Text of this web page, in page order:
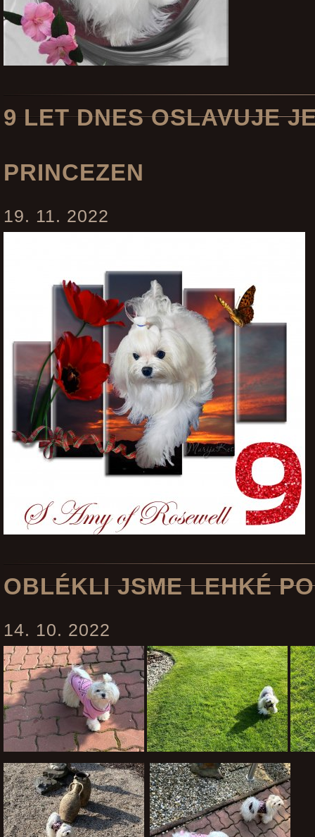
9 LET DNES OSLAVUJE
PRINCEZEN
19. 11. 2022
OBLÉKLI JSME LEHKÉ
14. 10. 2022